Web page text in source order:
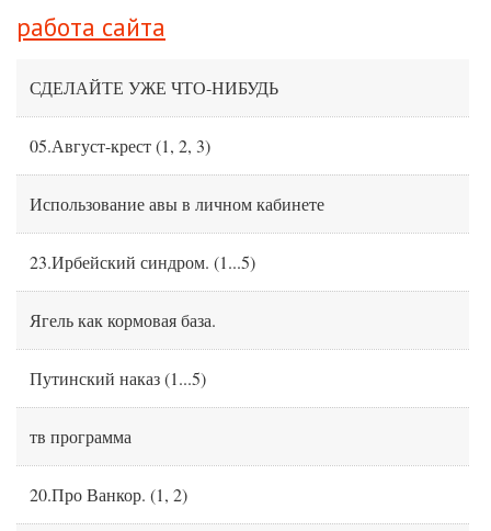
работа сайта
СДЕЛАЙТЕ УЖЕ ЧТО-НИБУДЬ
05.Август-крест(1, 2, 3)
Использование авы в личном кабинете
23.Ирбейский синдром. (1...5)
Ягель как кормовая база.
Путинский наказ(1...5)
тв программа
20.Про Ванкор. (1, 2)